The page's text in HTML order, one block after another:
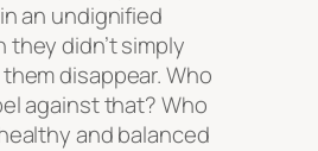
an undignified
they didn’t simply
disappear. Who
against that? Who
and balanced